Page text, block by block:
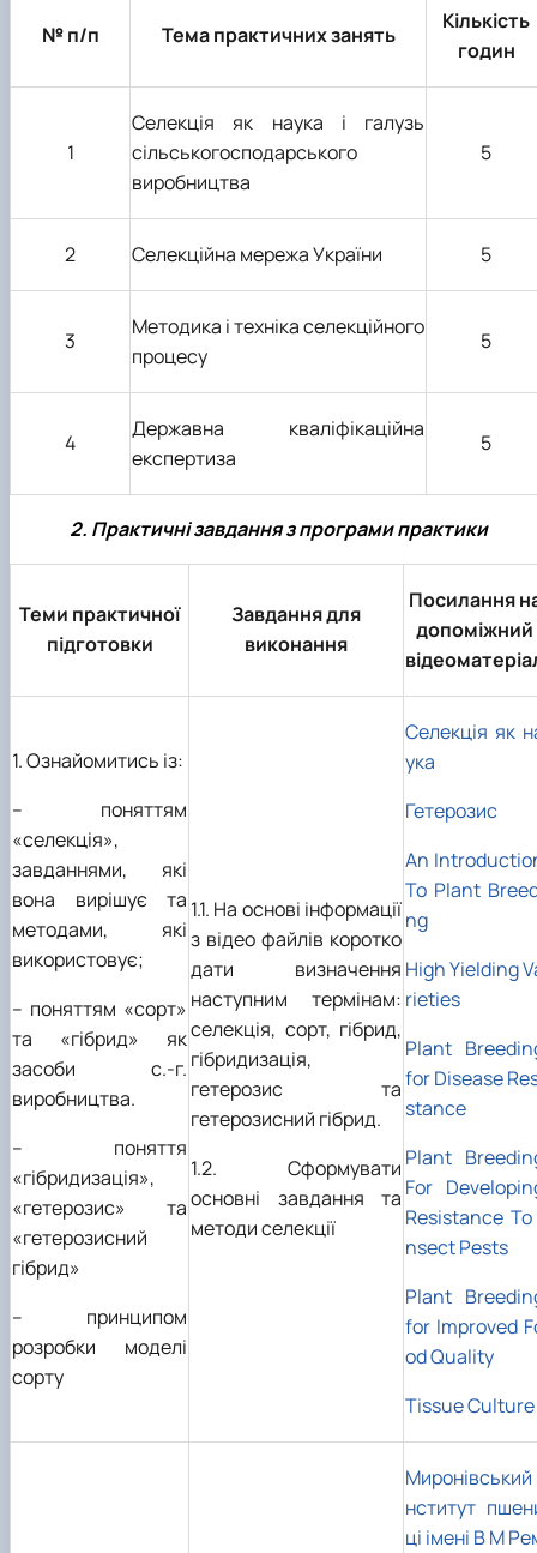
І міжнародна конференція присвячена 90-
річчю від дня народження вченого М.О. Зе…
№ п/п Тема практичних занять
Кількість
годин
1
Селекція як наука і галузь
сільськогосподарського
виробництва
5
2 Селекційна мережа України 5
3
Методика і техніка селекційного
процесу
5
4
Державна кваліфікаційна
експертиза
5
2. Практичні завдання з програми практики
Теми практичної
підготовки
Завдання для
виконання
Посилання
допоміжний
1. Ознайомитись із:
– поняттям
«селекція»,
завданнями, які
вона вирішує та
методами, які
використовує;
– поняттям «сорт»
та «гібрид» як
засоби с.-г.
виробництва.
– поняття
«гібридизація»,
«гетерозис» та
«гетерозисний
гібрид»
– принципом
розробки моделі
сорту
1.1. На основі інформації
з відео файлів коротко
дати визначення
наступним термінам:
селекція, сорт, гібрид,
гібридизація,
гетерозис та
гетерозисний гібрид.
1.2. Сформувати
основні завдання та
методи селекції
Селекція як
ука
Гетерозис
An
To Plant
ng
High Yielding
rieties
Plant
for Disease
stance
Plant
For
Resistance
nsect Pests
Plant
for Improved
od Quality
Tissue Culture
Миронівський
нститут
ці імені В М